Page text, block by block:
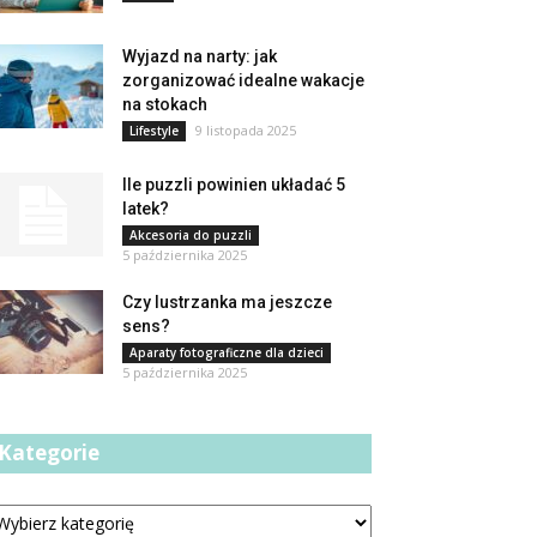
Wyjazd na narty: jak
zorganizować idealne wakacje
na stokach
Lifestyle 9 listopada 2025
Ile puzzli powinien układać 5
latek?
Akcesoria do puzzli
5 października 2025
Czy lustrzanka ma jeszcze
sens?
Aparaty fotograficzne dla dzieci
5 października 2025